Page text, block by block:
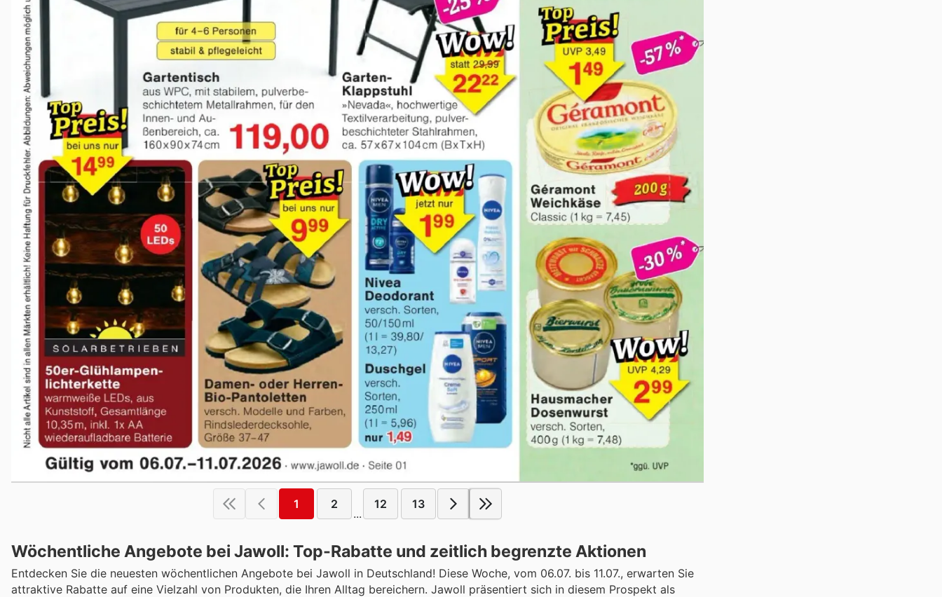
1 2
...
12 13
Wöchentliche Angebote bei Jawoll: Top-Rabatte und zeitlich begrenzte Aktionen
Entdecken Sie die neuesten wöchentlichen Angebote bei Jawoll in Deutschland! Diese Woche, vom 06.07. bis 11.07., erwarten Sie
attraktive Rabatte auf eine Vielzahl von Produkten, die Ihren Alltag bereichern. Jawoll präsentiert sich in diesem Prospekt als